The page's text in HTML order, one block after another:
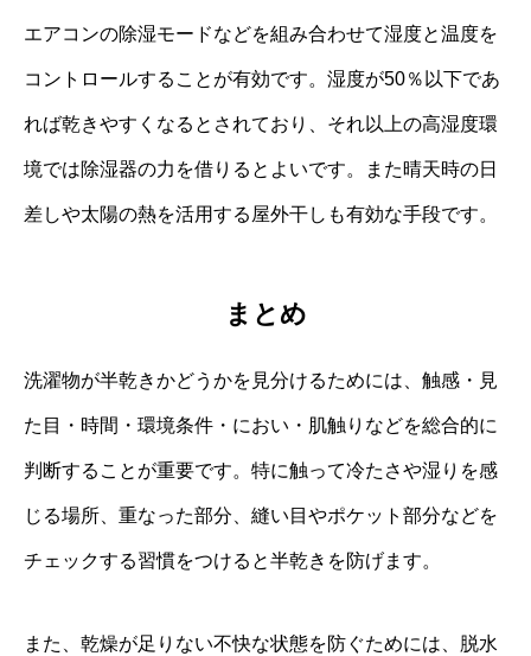
エアコンの除湿モードなどを組み合わせて湿度と温度を
コントロールすることが有効です。湿度が50％以下であ
れば乾きやすくなるとされており、それ以上の高湿度環
境では除湿器の力を借りるとよいです。また晴天時の日
差しや太陽の熱を活用する屋外干しも有効な手段です。
まとめ
洗濯物が半乾きかどうかを見分けるためには、触感・見
た目・時間・環境条件・におい・肌触りなどを総合的に
判断することが重要です。特に触って冷たさや湿りを感
じる場所、重なった部分、縫い目やポケット部分などを
チェックする習慣をつけると半乾きを防げます。
また、乾燥が足りない不快な状態を防ぐためには、脱水